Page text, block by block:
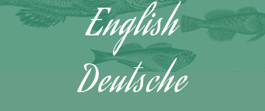
English
Deutsche